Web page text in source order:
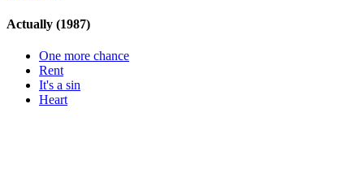
Actually (1987)
One more chance
Rent
It's a sin
Heart